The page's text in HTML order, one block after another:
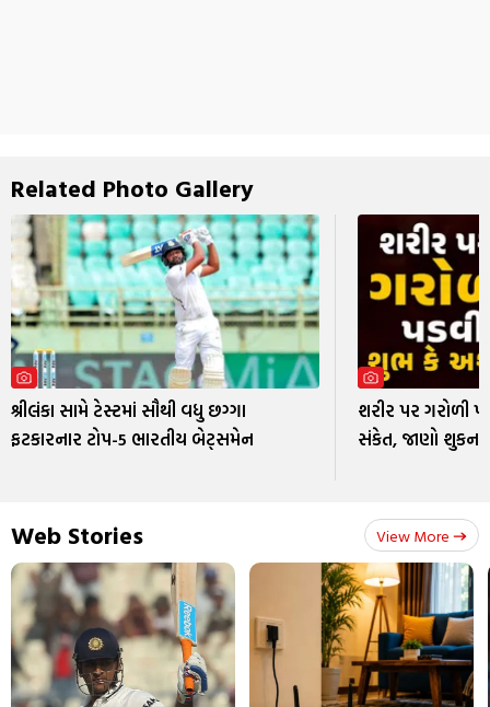
Related Photo Gallery
શ્રીલંકા સામે ટેસ્ટમાં સૌથી વધુ છગ્ગા
ફટકારનાર ટોપ-5 ભારતીય બેટ્સમેન
શરીર પર
સંકેત, જાણો શુકન
Web Stories View More